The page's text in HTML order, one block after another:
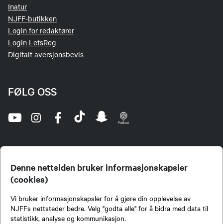
Denne nettsiden bruker informasjonskapsler
(cookies)
Vi bruker informasjonskapsler for å gjøre din opplevelse av
NJFFs nettsteder bedre. Velg "godta alle" for å bidra med data til
statistikk, analyse og kommunikasjon.
Inatur
NJFF-butikken
Login for redaktører
Login LetsReg
Digitalt aversjonsbevis
FØLG OSS
jegere og sportsfiskere og et av de viktigste miljøene for formidling av kunnskap om jakt og
fiske i Norge. Vi er en partipolitisk nøytral organisasjon, men har et sterkt jakt-, fiske-, og
naturpolitisk engasjement i mange saker.